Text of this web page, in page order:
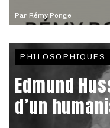
Par Rémy Ponge
PHILOSOPHIQUES
Edmund
d’un